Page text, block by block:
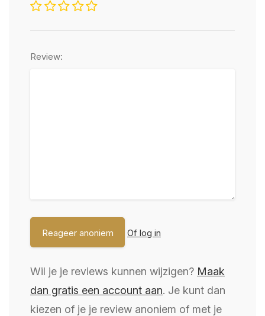
Review:
Of log in
Wil je je reviews kunnen wijzigen? Maak
dan gratis een account aan. Je kunt dan
kiezen of je je review anoniem of met je